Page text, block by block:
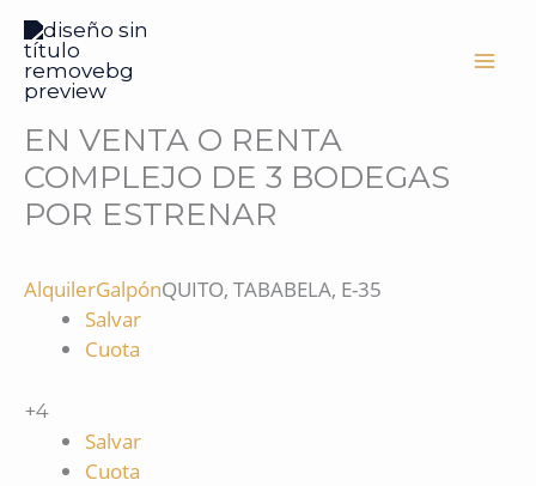
contenido
EN VENTA O RENTA
COMPLEJO DE 3 BODEGAS
POR ESTRENAR
AlquilerGalpónQUITO, TABABELA, E-35
Salvar
Cuota
+4
Salvar
Cuota